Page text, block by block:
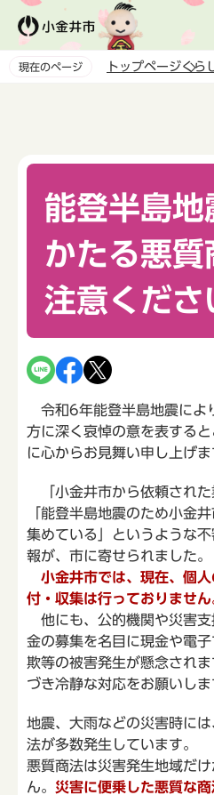
ペ
現在のページ トップページくら
能登半島地
かたる悪
注意くださ
令和6年能登半島地震によ
方に深く哀悼の意を表する
に心からお見舞い申し上げま
「小金井市から依頼された
「能登半島地震のため小金
集めている」というような
報が、市に寄せられました。
小金井市では、現在、個
付・収集は行っておりません
他にも、公的機関や災害支
金の募集を名目に現金や電
欺等の被害発生が懸念され
づき冷静な対応をお願いしま
地震、大雨などの災害時に
法が多数発生しています。
悪質商法は災害発生地域だ
ん。 災害に便乗した悪質な